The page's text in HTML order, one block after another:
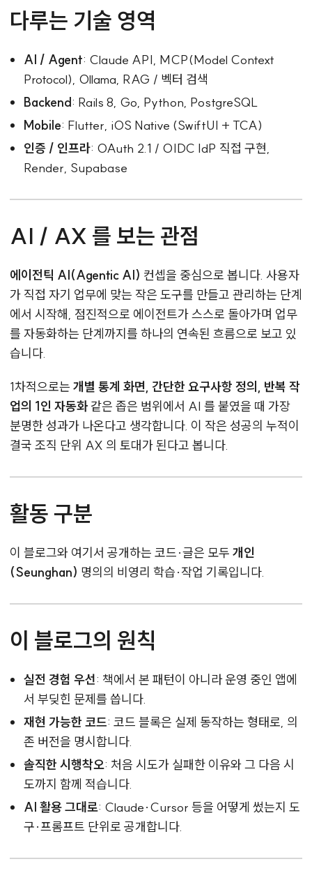
다루는 기술 영역
AI / Agent: Claude API, MCP(Model Context
Protocol), Ollama, RAG / 벡터 검색
Backend: Rails 8, Go, Python, PostgreSQL
Mobile: Flutter, iOS Native (SwiftUI + TCA)
인증 / 인프라: OAuth 2.1 / OIDC IdP 직접 구현,
Render, Supabase
AI / AX 를 보는 관점
에이전틱 AI(Agentic AI) 컨셉을 중심으로 봅니다. 사용자
가 직접 자기 업무에 맞는 작은 도구를 만들고 관리하는 단계
에서 시작해, 점진적으로 에이전트가 스스로 돌아가며 업무
를 자동화하는 단계까지를 하나의 연속된 흐름으로 보고 있
습니다.
1차적으로는 개별 통계 화면, 간단한 요구사항 정의, 반복 작
업의 1인 자동화 같은 좁은 범위에서 AI 를 붙였을 때 가장
분명한 성과가 나온다고 생각합니다. 이 작은 성공의 누적이
결국 조직 단위 AX 의 토대가 된다고 봅니다.
활동 구분
이 블로그와 여기서 공개하는 코드·글은 모두 개인
(Seunghan) 명의의 비영리 학습·작업 기록입니다.
이 블로그의 원칙
실전 경험 우선: 책에서 본 패턴이 아니라 운영 중인 앱에
서 부딪힌 문제를 씁니다.
재현 가능한 코드: 코드 블록은 실제 동작하는 형태로, 의
존 버전을 명시합니다.
솔직한 시행착오: 처음 시도가 실패한 이유와 그 다음 시
도까지 함께 적습니다.
AI 활용 그대로: Claude·Cursor 등을 어떻게 썼는지 도
구·프롬프트 단위로 공개합니다.